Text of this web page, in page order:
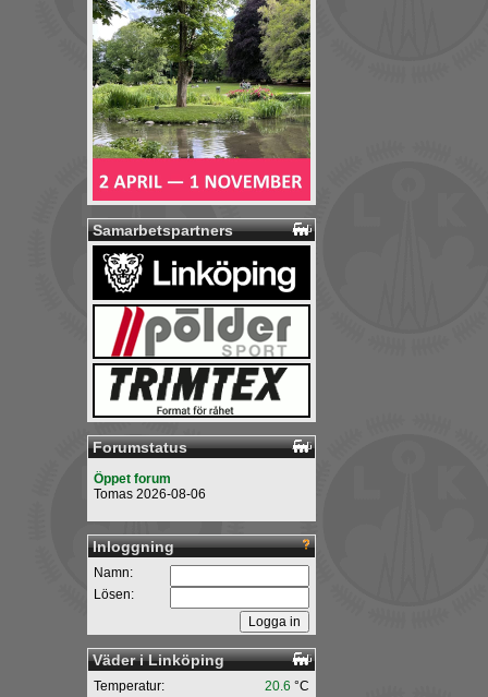
Samarbetspartners
Forumstatus
Öppet forum
Tomas 2026-08-06
Inloggning
Namn:
Lösen:
Väder i Linköping
20.6 °C
Temperatur: